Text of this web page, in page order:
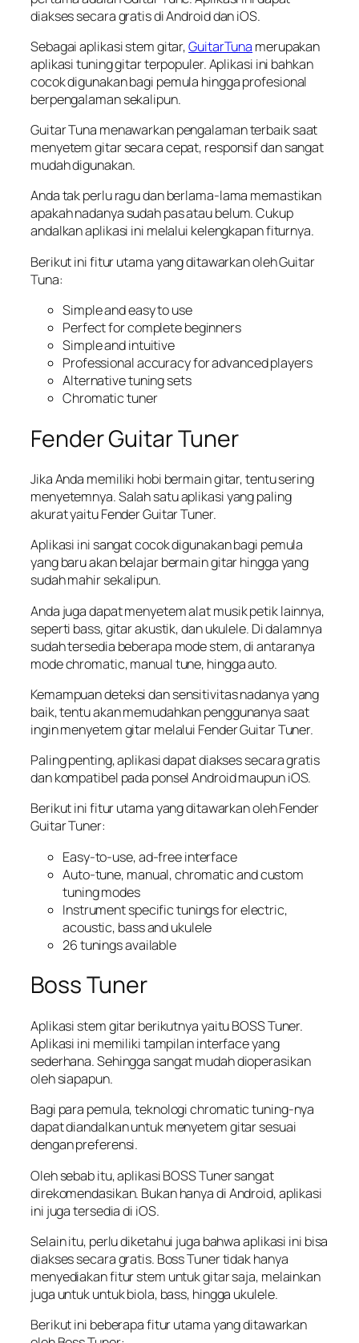
diakses secara gratis di Android dan iOS.
Sebagai aplikasi stem gitar,GuitarTuna merupakan
aplikasi tuning gitar terpopuler. Aplikasi ini bahkan
cocok digunakan bagi pemula hingga profesional
berpengalaman sekalipun.
Guitar Tuna menawarkan pengalaman terbaik saat
menyetem gitar secara cepat, responsif dan sangat
mudah digunakan.
Anda tak perlu ragu dan berlama-lama memastikan
apakah nadanya sudah pas atau belum. Cukup
andalkan aplikasi ini melalui kelengkapan fiturnya.
Berikut ini fitur utama yang ditawarkan oleh Guitar
Tuna:
Simple and easy to use
Perfect for complete beginners
Simple and intuitive
Professional accuracy for advanced players
Alternative tuning sets
Chromatic tuner
Fender Guitar Tuner
Jika Anda memiliki hobi bermain gitar, tentu sering
menyetemnya. Salah satu aplikasi yang paling
akurat yaitu Fender Guitar Tuner.
Aplikasi ini sangat cocok digunakan bagi pemula
yang baru akan belajar bermain gitar hingga yang
sudah mahir sekalipun.
Anda juga dapat menyetem alat musik petik lainnya,
seperti bass, gitar akustik, dan ukulele. Di dalamnya
sudah tersedia beberapa mode stem, di antaranya
mode chromatic, manual tune, hingga auto.
Kemampuan deteksi dan sensitivitas nadanya yang
baik, tentu akan memudahkan penggunanya saat
ingin menyetem gitar melalui Fender Guitar Tuner.
Paling penting, aplikasi dapat diakses secara gratis
dan kompatibel pada ponsel Android maupun iOS.
Berikut ini fitur utama yang ditawarkan oleh Fender
Guitar Tuner:
Easy-to-use, ad-free interface
Auto-tune, manual, chromatic and custom
tuning modes
Instrument specific tunings for electric,
acoustic, bass and ukulele
26 tunings available
Boss Tuner
Aplikasi stem gitar berikutnya yaitu BOSS Tuner.
Aplikasi ini memiliki tampilaninterfaceyang
sederhana. Sehingga sangat mudah dioperasikan
oleh siapapun.
Bagi para pemula, teknologichromatictuning-nya
dapat diandalkan untuk menyetem gitar sesuai
dengan preferensi.
Oleh sebab itu, aplikasi BOSS Tuner sangat
direkomendasikan. Bukan hanya di Android, aplikasi
ini juga tersedia di iOS.
Selain itu, perlu diketahui juga bahwa aplikasi ini bisa
diakses secara gratis. Boss Tuner tidak hanya
menyediakan fitur stem untuk gitar saja, melainkan
juga untuk untuk biola, bass, hingga ukulele.
Berikut ini beberapa fitur utama yang ditawarkan